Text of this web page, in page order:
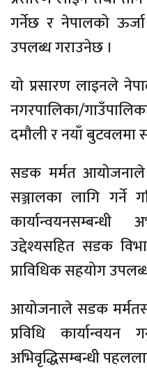
गर्नेछ र नेपालको ऊर्जा
उपलब्ध गराउनेछ ।
यो प्रसारण लाइनले
नगरपालिका/
दमौली र नयाँ बुटवलमा
सडक मर्मत
सञ्जालका लागि गर्ने
उद्देश्यसहित सडक
प्राविधिक सहयोग
आयोजनाले सडक
प्रविधि
अभिवृद्धिसम्बन्धी